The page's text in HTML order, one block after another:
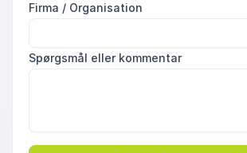
Firma / Organisation
Spørgsmål eller kommentar